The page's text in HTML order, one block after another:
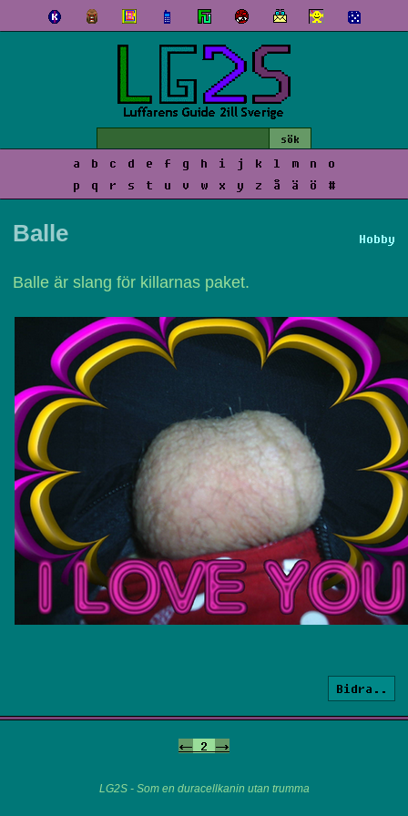
a b c d e f g h i j k l m n
o
p
q r s t u v w x y z å ä ö #
Hobby
Balle
Balle är slang för killarnas paket.
Bidra..
<- 2 ->
LG2S - Som en duracellkanin utan trumma